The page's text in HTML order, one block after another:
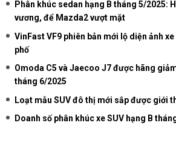
Phân khúc sedan hạng B tháng 5/2025:
vương, để Mazda2 vượt mặt
VinFast VF9 phiên bản mới lộ diện ảnh
phố
Omoda C5 và Jaecoo J7 được hãng
tháng 6/2025
Loạt mẫu SUV đô thị mới sắp được giới
Doanh số phân khúc xe SUV hạng B